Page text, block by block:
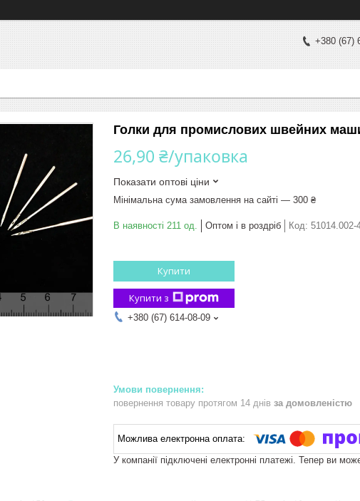
+380 (67)
Голки для промислових швейних
26,90 ₴/упаковка
Показати оптові ціни
Мінімальна сума замовлення на сайті — 300 ₴
В наявності 211 од. Оптом і в роздріб Код: 51014.002-
Купити
Купити з
+380 (67) 614-08-09
повернення товару протягом 14 днів за домовленістю
У компанії підключені електронні платежі. Тепер ви